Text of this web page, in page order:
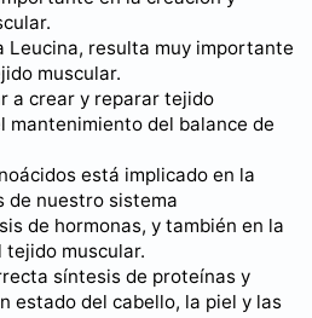
Leucina, resulta muy importante
muscular.
a crear y reparar tejido
mantenimiento del balance de
está implicado en la
de nuestro sistema
de hormonas, y también en la
muscular.
síntesis de proteínas y
estado del cabello, la piel y las